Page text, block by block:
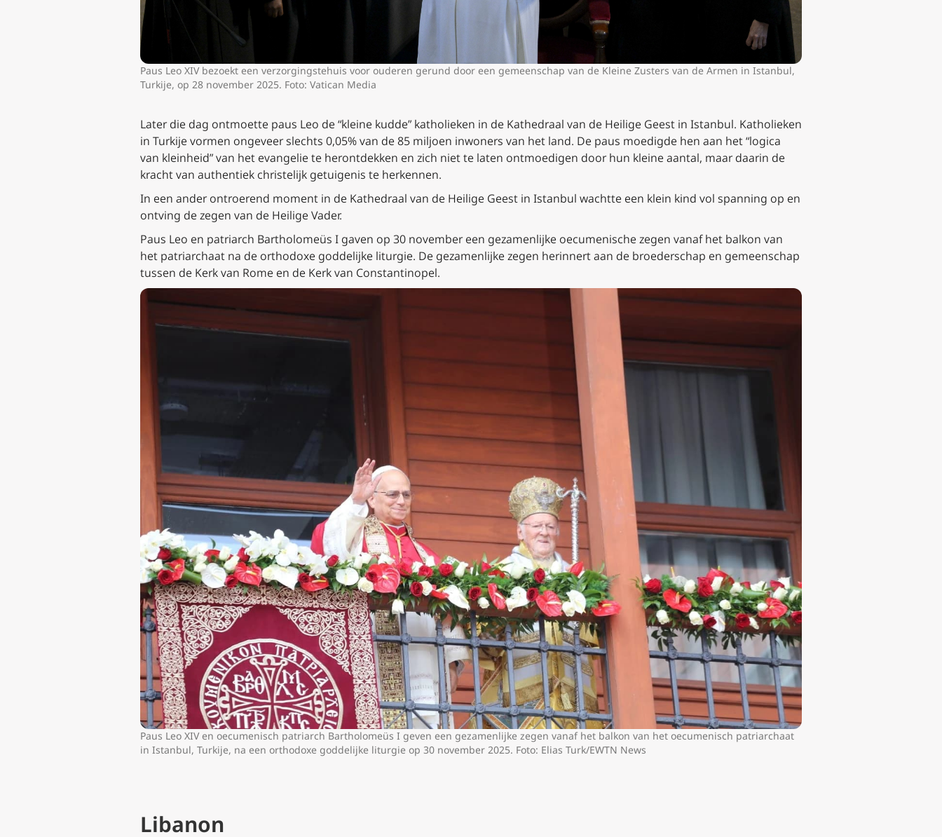
Paus Leo XIV bezoekt een verzorgingstehuis voor ouderen gerund door een gemeenschap van de Kleine Zusters van de Armen in Istanbul,
Turkije, op 28 november 2025. Foto: Vatican Media
Later die dag ontmoette paus Leo de “kleine kudde” katholieken in de Kathedraal van de Heilige Geest in Istanbul. Katholieken
in Turkije vormen ongeveer slechts 0,05% van de 85 miljoen inwoners van het land. De paus moedigde hen aan het “logica
van kleinheid” van het evangelie te herontdekken en zich niet te laten ontmoedigen door hun kleine aantal, maar daarin de
kracht van authentiek christelijk getuigenis te herkennen.
In een ander ontroerend moment in de Kathedraal van de Heilige Geest in Istanbul wachtte een klein kind vol spanning op en
ontving de zegen van de Heilige Vader.
Paus Leo en patriarch Bartholomeüs I gaven op 30 november een gezamenlijke oecumenische zegen vanaf het balkon van
het patriarchaat na de orthodoxe goddelijke liturgie. De gezamenlijke zegen herinnert aan de broederschap en gemeenschap
tussen de Kerk van Rome en de Kerk van Constantinopel.
Paus Leo XIV en oecumenisch patriarch Bartholomeüs I geven een gezamenlijke zegen vanaf het balkon van het oecumenisch patriarchaat
in Istanbul, Turkije, na een orthodoxe goddelijke liturgie op 30 november 2025. Foto: Elias Turk/EWTN News
Libanon